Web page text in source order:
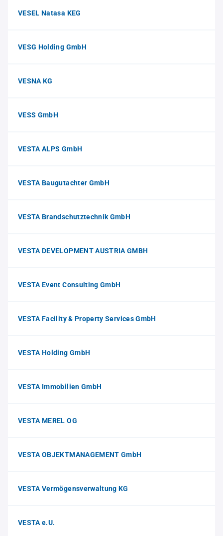
VESEL Natasa KEG
VESG Holding GmbH
VESNA KG
VESS GmbH
VESTA ALPS GmbH
VESTA Baugutachter GmbH
VESTA Brandschutztechnik GmbH
VESTA DEVELOPMENT AUSTRIA GMBH
VESTA Event Consulting GmbH
VESTA Facility & Property Services GmbH
VESTA Holding GmbH
VESTA Immobilien GmbH
VESTA MEREL OG
VESTA OBJEKTMANAGEMENT GmbH
VESTA Vermögensverwaltung KG
VESTA e.U.